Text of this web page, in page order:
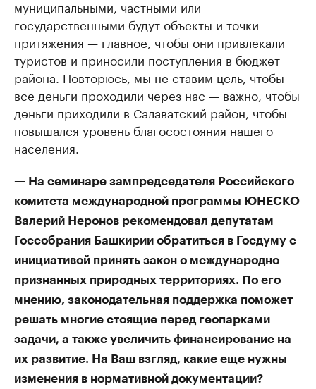
муниципальными, частными или
государственными будут объекты и точки
притяжения — главное, чтобы они привлекали
туристов и приносили поступления в бюджет
района. Повторюсь, мы не ставим цель, чтобы
все деньги проходили через нас — важно, чтобы
деньги приходили в Салаватский район, чтобы
повышался уровень благосостояния нашего
населения.
— На семинаре зампредседателя Российского
комитета международной программы ЮНЕСКО
Валерий Неронов рекомендовал депутатам
Госсобрания Башкирии обратиться в Госдуму с
инициативой принять закон о международно
признанных природных территориях. По его
мнению, законодательная поддержка поможет
решать многие стоящие перед геопарками
задачи, а также увеличить финансирование на
их развитие. На Ваш взгляд, какие еще нужны
изменения в нормативной документации?